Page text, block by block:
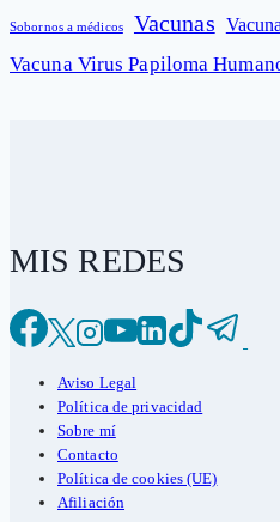
Sobornos a médicos Vacunas
Vacuna Virus Papiloma
MIS REDES
Aviso Legal
Política de privacidad
Sobre mí
Contacto
Política de cookies (UE)
Afiliación